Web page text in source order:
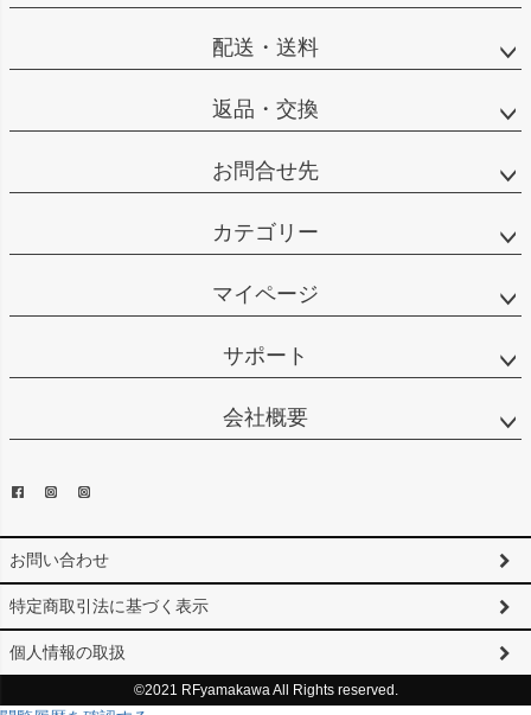
配送・送料
返品・交換
お問合せ先
カテゴリー
マイページ
サポート
会社概要
お問い合わせ
特定商取引法に基づく表示
個人情報の取扱
©2021 RFyamakawa All Rights reserved.